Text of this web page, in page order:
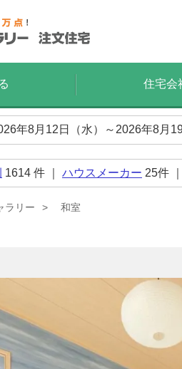
住宅会
年8月12日（水）～2026年8月
1614 件 ｜ ハウスメーカー 25件
ラリー 和室